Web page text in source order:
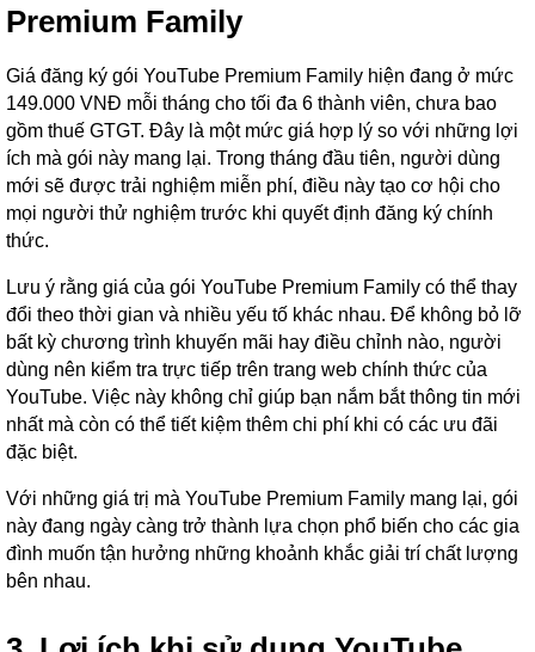
Premium Family
Giá đăng ký gói YouTube Premium Family hiện đang ở mức
149.000 VNĐ mỗi tháng cho tối đa 6 thành viên, chưa bao
gồm thuế GTGT. Đây là một mức giá hợp lý so với những lợi
ích mà gói này mang lại. Trong tháng đầu tiên, người dùng
mới sẽ được trải nghiệm miễn phí, điều này tạo cơ hội cho
mọi người thử nghiệm trước khi quyết định đăng ký chính
thức.
Lưu ý rằng giá của gói YouTube Premium Family có thể thay
đổi theo thời gian và nhiều yếu tố khác nhau. Để không bỏ lỡ
bất kỳ chương trình khuyến mãi hay điều chỉnh nào, người
dùng nên kiểm tra trực tiếp trên trang web chính thức của
YouTube. Việc này không chỉ giúp bạn nắm bắt thông tin mới
nhất mà còn có thể tiết kiệm thêm chi phí khi có các ưu đãi
đặc biệt.
Với những giá trị mà YouTube Premium Family mang lại, gói
này đang ngày càng trở thành lựa chọn phổ biến cho các gia
đình muốn tận hưởng những khoảnh khắc giải trí chất lượng
bên nhau.